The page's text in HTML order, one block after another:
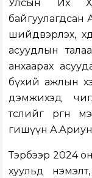
Улсын Их
байгуулагдсан
шийдвэрлэх,
асуудлын
анхаарах
бүхий ажлын
дэмжихэд
төслийг
гишүүн
Тэрбээр 2024
хуульд нэмэлт,